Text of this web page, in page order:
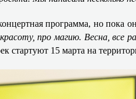
программа, но пока
про магию. Весна, все
стартуют 15 марта на